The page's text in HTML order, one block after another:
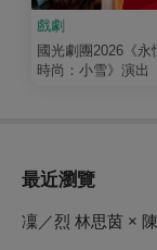
戲劇
國光劇團2026《永
時尚：小雪》演出
最近瀏覽
凜／烈 林思茵 ×